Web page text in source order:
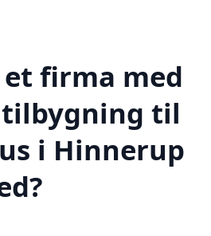
firma med
tilbygning til
i Hinnerup